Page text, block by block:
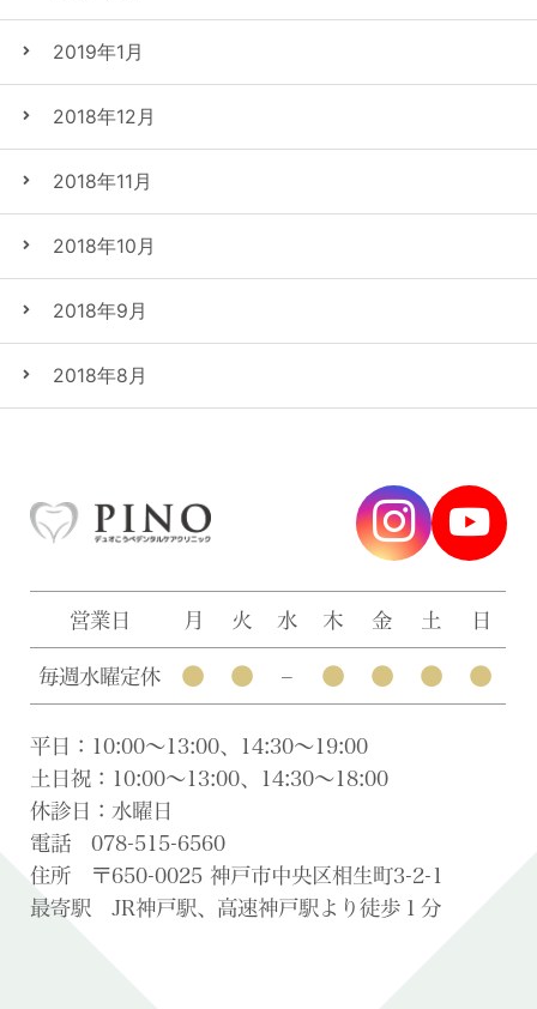
2019年1月
2018年12月
2018年11月
2018年10月
2018年9月
2018年8月
営業日 月 火 水 木 金 土 日
毎週水曜定休 ● ● – ● ● ● ●
平日：10:00〜13:00、14:30〜19:00
土日祝：10:00〜13:00、14:30〜18:00
休診日：水曜日
電話 078-515-6560
住所 〒650-0025 神戸市中央区相生町3-2-1
最寄駅 JR神戸駅、高速神戸駅より徒歩１分